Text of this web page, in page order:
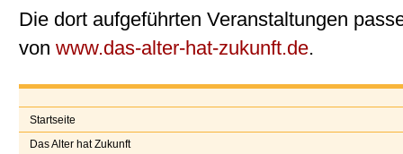
Die dort aufgeführten Veranstaltungen
vonwww.das-alter-hat-zukunft.de.
Startseite
Das Alter hat Zukunft